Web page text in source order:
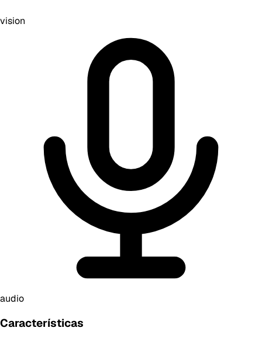
vision
audio
Características